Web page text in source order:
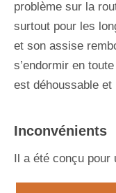
problème sur la
surtout pour les
et son assise
s’endormir en
est déhoussable et
Inconvénients
Il a été conçu pour